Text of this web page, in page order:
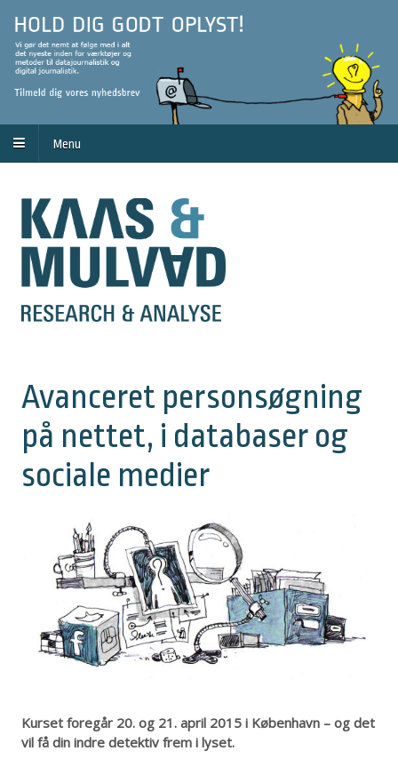
Menu
Avanceret personsøgning
på nettet, i databaser og
sociale medier
Kurset foregår 20. og 21. april 2015 i København – og det
vil få din indre detektiv frem i lyset.